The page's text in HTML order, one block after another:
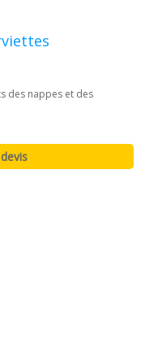
des nappes et des